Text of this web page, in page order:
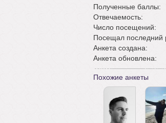
Полученные баллы:
Отвечаемость:
Число посещений:
Посещал последний
Анкета создана:
Анкета обновлена:
Похожие анкеты